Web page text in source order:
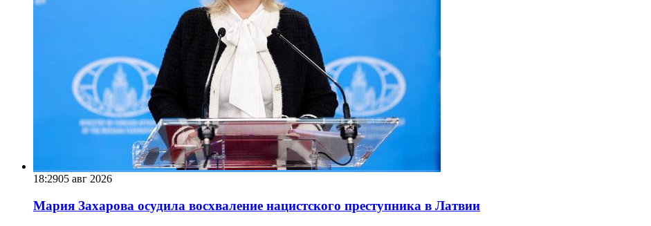
18:2905 авг 2026
Мария Захарова осудила восхваление нацистского преступника в Латвии